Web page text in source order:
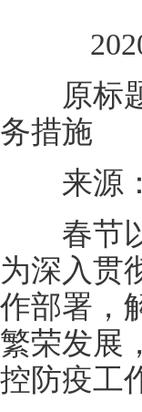
原标题
务措施
来源：
春节以
为深入贯
作部署，
繁荣发展
控防疫工